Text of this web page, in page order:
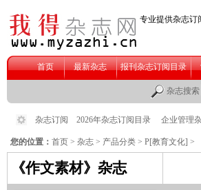
您的位置： 首页 > 杂志 > 产品分类 > P[教育文化] >
《作文素材》杂志